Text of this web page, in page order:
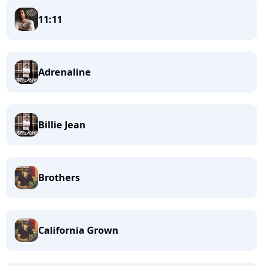
11:11
Adrenaline
Billie Jean
Brothers
California Grown